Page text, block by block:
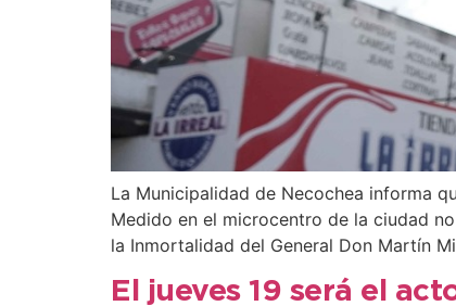
La Municipalidad de Necochea informa
Medido en el microcentro de la ciudad
la Inmortalidad del General Don Martín
El jueves 19 será el